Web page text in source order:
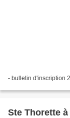
- bulletin d'inscription
Ste Thorette